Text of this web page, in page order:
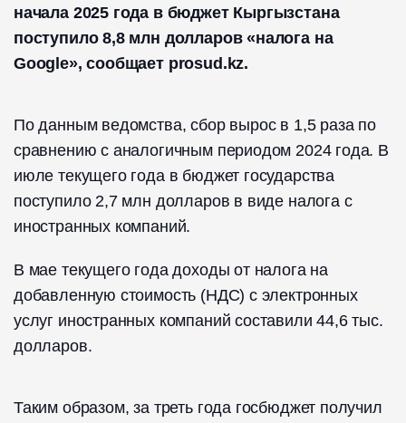
начала 2025 года в бюджет Кыргызстана
поступило 8,8 млн долларов «налога на
Google», сообщает prosud.kz.
По данным ведомства, сбор вырос в 1,5 раза по
сравнению с аналогичным периодом 2024 года. В
июле текущего года в бюджет государства
поступило 2,7 млн долларов в виде налога с
иностранных компаний.
В мае текущего года доходы от налога на
добавленную стоимость (НДС) с электронных
услуг иностранных компаний составили 44,6 тыс.
долларов.
Таким образом, за треть года госбюджет получил